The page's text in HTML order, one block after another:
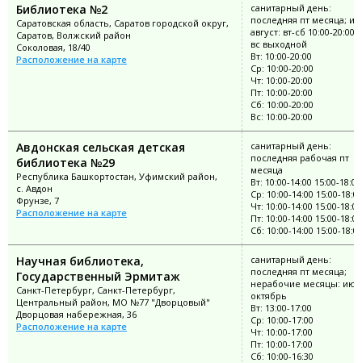
Библиотека №2
Саратовская область, Саратов городской округ,
Саратов, Волжский район
Соколовая, 18/40
Расположение на карте
санитарный день:
последняя пт месяца;
август: вт-сб 10:00-20:00;
вс выходной
Вт: 10:00-20:00
Ср: 10:00-20:00
Чт: 10:00-20:00
Пт: 10:00-20:00
Сб: 10:00-20:00
Вс: 10:00-20:00
Авдонская сельская детская
библиотека №29
Республика Башкортостан, Уфимский район,
с. Авдон
Фрунзе, 7
Расположение на карте
санитарный день:
последняя рабочая пт
месяца
Вт: 10:00-14:00 15:00-18:00
Ср: 10:00-14:00 15:00-18:00
Чт: 10:00-14:00 15:00-18:00
Пт: 10:00-14:00 15:00-18:00
Сб: 10:00-14:00 15:00-18:00
Научная библиотека,
Государственный Эрмитаж
Санкт-Петербург, Санкт-Петербург,
Центральный район, МО №77 "Дворцовый"
Дворцовая набережная, 36
Расположение на карте
санитарный день:
последняя пт месяца;
нерабочие месяцы:
октябрь
Вт: 13:00-17:00
Ср: 10:00-17:00
Чт: 10:00-17:00
Пт: 10:00-17:00
Сб: 10:00-16:30